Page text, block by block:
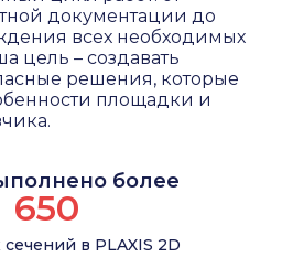
Месячный
нас
геотехники;
подход от обследования до
таблица цен
зависит от сложности
Создание
отчёт
документации до
всех необходимых
цель – создавать
решения, которые
площадки и
более
сечений в PLAXIS 2D
650